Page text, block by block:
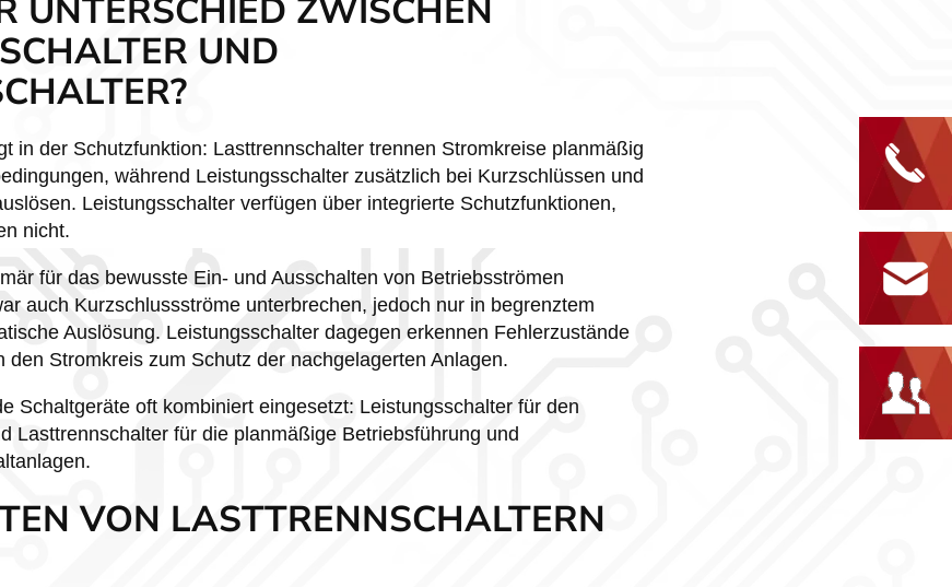
UNTERSCHIED ZWISCHEN
UND
in der Schutzfunktion: Lasttrennschalter trennen Stromkreise planmäßig
während Leistungsschalter zusätzlich bei Kurzschlüssen und
Leistungsschalter verfügen über integrierte Schutzfunktionen,
nicht.
für das bewusste Ein- und Ausschalten von Betriebsströmen
auch Kurzschlussströme unterbrechen, jedoch nur in begrenztem
Auslösung. Leistungsschalter dagegen erkennen Fehlerzustände
den Stromkreis zum Schutz der nachgelagerten Anlagen.
Schaltgeräte oft kombiniert eingesetzt: Leistungsschalter für den
Lasttrennschalter für die planmäßige Betriebsführung und
VON LASTTRENNSCHALTERN